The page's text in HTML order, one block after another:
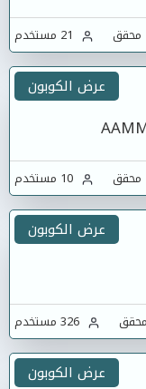
محقق
عرض الكوبون
محقق
عرض الكوبون
محقق
عرض الكوبون